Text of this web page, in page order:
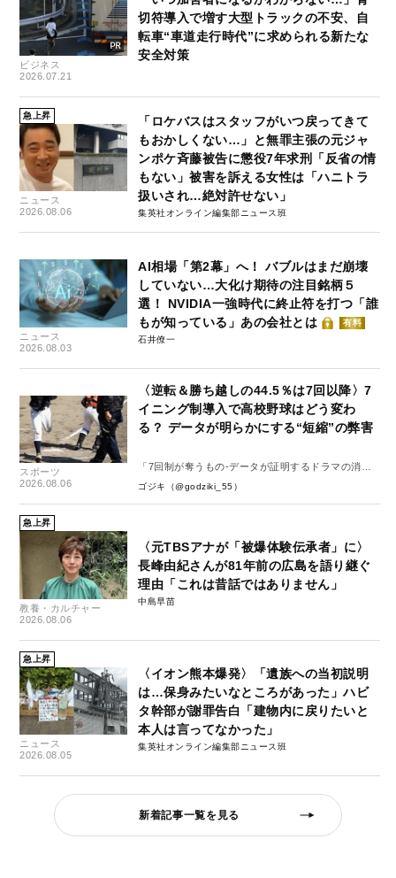
ビジネス
2026.07.21
切符導入で増す大型トラックの不安、自
転車“車道走行時代”に求められる新たな
安全対策
急上昇
ニュース
2026.08.06
「ロケバスはスタッフがいつ戻ってきて
もおかしくない…」と無罪主張の元ジャ
ンポケ斉藤被告に懲役7年求刑「反省の情
もない」被害を訴える女性は「ハニトラ
扱いされ…絶対許せない」
集英社オンライン編集部ニュース班
ニュース
2026.08.03
AI相場「第2幕」へ！ バブルはまだ崩壊
していない…大化け期待の注目銘柄５
選！ NVIDIA一強時代に終止符を打つ「誰
もが知っている」あの会社とは
有料
石井僚一
スポーツ
2026.08.06
〈逆転＆勝ち越しの44.5％は7回以降〉7
イニング制導入で高校野球はどう変わ
る？ データが明らかにする“短縮”の弊害
「7回制が奪うもの-データが証明するドラマの消
失-」
ゴジキ（@godziki_55）
急上昇
教養・カルチャー
2026.08.06
〈元TBSアナが「被爆体験伝承者」に〉
長峰由紀さんが81年前の広島を語り継ぐ
理由「これは昔話ではありません」
中島早苗
急上昇
ニュース
2026.08.05
〈イオン熊本爆発〉「遺族への当初説明
は…保身みたいなところがあった」ハビ
タ幹部が謝罪告白「建物内に戻りたいと
本人は言ってなかった」
集英社オンライン編集部ニュース班
新着記事一覧を見る